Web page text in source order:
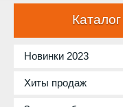
Каталог
Новинки 2023
Хиты продаж